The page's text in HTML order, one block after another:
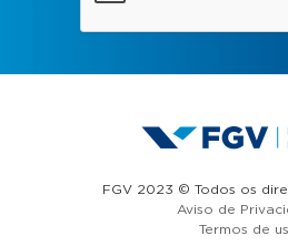
FGV 2023 © Todos os
Aviso de
Termos de